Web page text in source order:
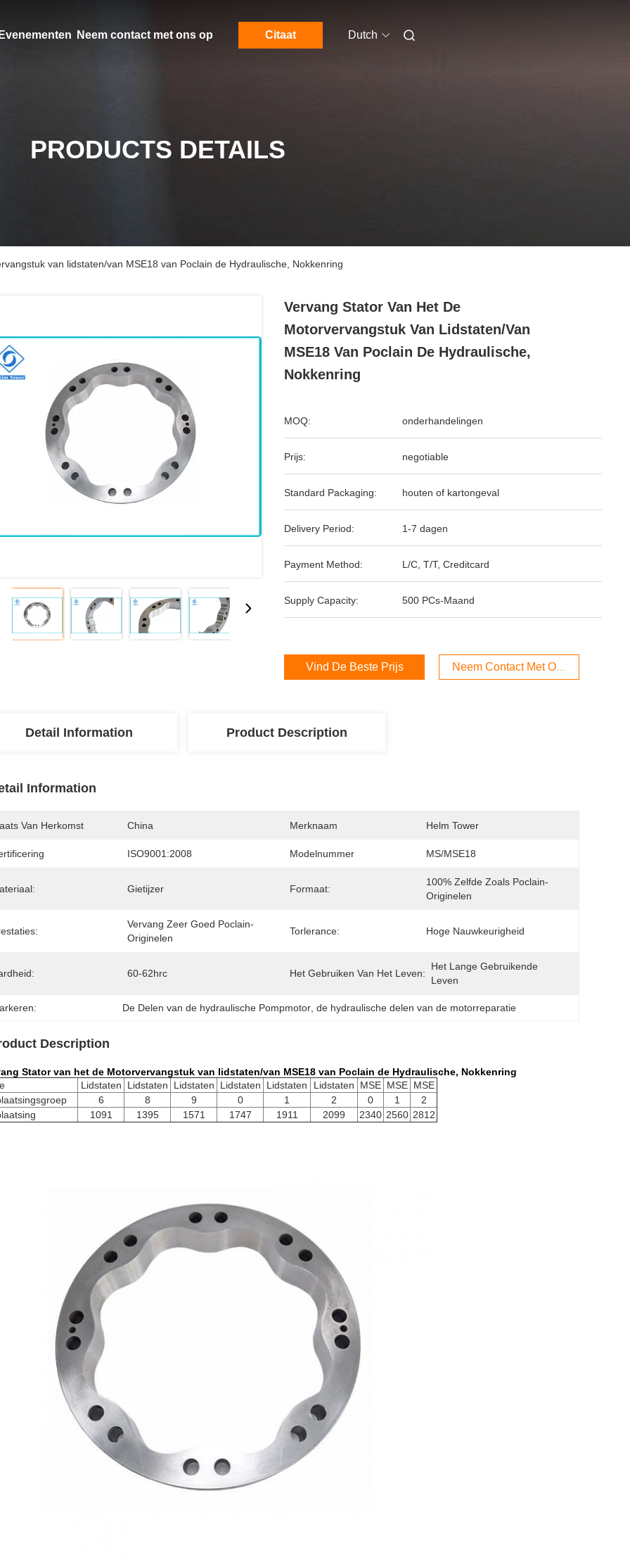
Evenementen Neem contact met ons op Citaat Dutch
PRODUCTS DETAILS
van lidstaten/van MSE18 van Poclain de Hydraulische, Nokkenring
Vervang Stator Van Het De
Motorvervangstuk Van Lidstaten/van
MSE18 Van Poclain De Hydraulische,
Nokkenring
MOQ: onderhandelingen
Prijs: negotiable
Standard Packaging: houten of kartongeval
Delivery Period: 1-7 dagen
Payment Method: L/C, T/T, Creditcard
Supply Capacity: 500 PCs-Maand
Vind De Beste Prijs Neem Contact Met Ons Op
Detail Information Product Description
Information
Van Herkomst China Merknaam Helm Tower
ISO9001:2008 Modelnummer MS/MSE18
Gietijzer Formaat:
100% Zelfde Zoals Poclain-
Originelen
Vervang Zeer Goed Poclain-
Originelen
Torlerance: Hoge Nauwkeurigheid
60-62hrc Het Gebruiken Van Het Leven:
Het Lange Gebruikende
Leven
De Delen van de hydraulische Pompmotor , de hydraulische delen van de motorreparatie
Description
Stator van het de Motorvervangstuk van lidstaten/van MSE18 van Poclain de Hydraulische, Nokkenring
Lidstaten Lidstaten Lidstaten Lidstaten Lidstaten Lidstaten MSE MSE MSE
6 8 9 0 1 2 0 1
2
1091 1395 1571 1747 1911 2099 2340 2560 2812